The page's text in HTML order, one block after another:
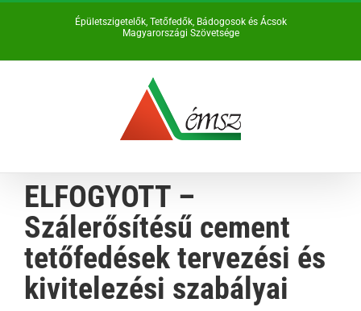
Épületszigetelők, Tetőfedők, Bádogosok és Ácsok
Magyarországi Szövetsége
ELFOGYOTT –
Szálerősítésű cement
tetőfedések tervezési és
kivitelezési szabályai